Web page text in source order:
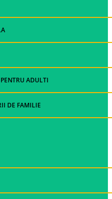
ADULTI
DE FAMILIE